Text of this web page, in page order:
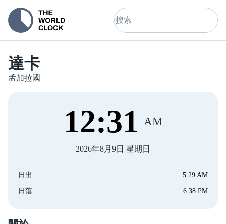
達卡
孟加拉國
12:32 AM
2026年8月9日 星期日
日出 5:29 AM
日落 6:38 PM